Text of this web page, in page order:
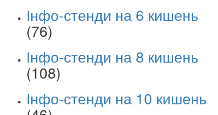
Інфо-стенди на 6 кишень
(76)
Інфо-стенди на 8 кишень
(108)
Інфо-стенди на 10 кишень